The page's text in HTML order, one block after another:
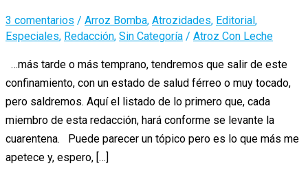
3 comentarios / Arroz Bomba, Atrozidades, Editorial,
Especiales, Redacción, Sin Categoría / Atroz Con Leche
…más tarde o más temprano, tendremos que salir de este
confinamiento, con un estado de salud férreo o muy tocado,
pero saldremos. Aquí el listado de lo primero que, cada
miembro de esta redacción, hará conforme se levante la
cuarentena. Puede parecer un tópico pero es lo que más me
apetece y, espero, […]